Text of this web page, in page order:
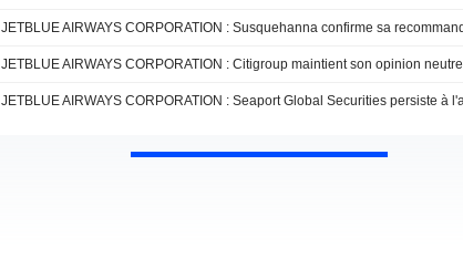
JETBLUE AIRWAYS CORPORATION : Citigroup maintient son opinion neutre